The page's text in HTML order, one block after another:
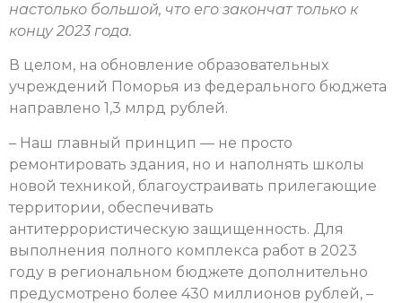
настолько большой, что его закончат только к
концу 2023 года.
В целом, на обновление образовательных
учреждений Поморья из федерального бюджета
направлено 1,3 млрд рублей.
– Наш главный принцип — не просто
ремонтировать здания, но и наполнять школы
новой техникой, благоустраивать прилегающие
территории, обеспечивать
антитеррористическую защищенность. Для
выполнения полного комплекса работ в 2023
году в региональном бюджете дополнительно
предусмотрено более 430 миллионов рублей, –